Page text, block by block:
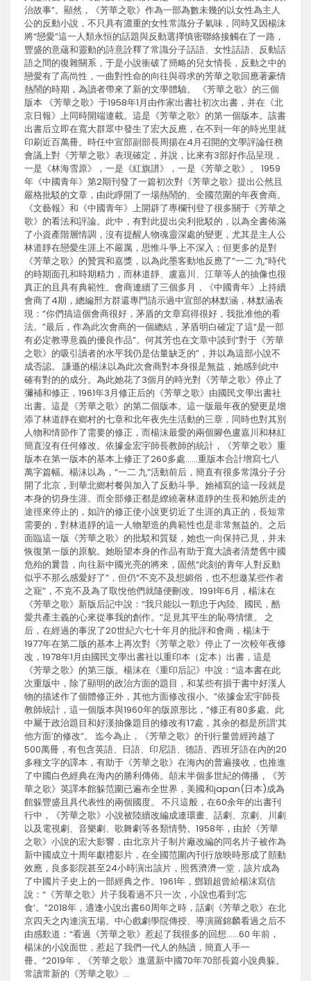
治故事”。顯然，《芳華之歌》作為一部為數未幾的以女性為主人
公的反動小說，不只具有濃重的女性常識分子氣味，同時又因楊沫
將“戀愛”這一人類永恒的話題與反動選擇慎密聯絡接觸在了一路，
豐盛的意蘊和靈動的詩意詮釋了常識分子話語、女性話語、反動話
語之間的復雜關系，于是小說衝破了簡略的兒女情長，反動之中的
戀愛有了高尚性，一曲對性命的向往與尋求的芳華之歌回應著豪情
熱鬧的時期，為讀者帶來了新的文學體驗。 《芳華之歌》的三個
版本 《芳華之歌》于1958年1月由作家出書社初次出書，并在《北
京日報》上同時開端連載。這是《芳華之歌》的第一個版本。該書
出書后立即在寬大群眾中發生了宏大反應，在不到一年的時光里就
印刷近百萬冊。時任中宣部副部長周揚在4月召開的文學評論任務
會議上對《芳華之歌》表現確定，并說，比來有3部好作品呈現，
一是《林海雪原》，一是《紅旗譜》，一是《芳華之歌》。 1959
年《中國青年》第2期刊發了一篇初次對《芳華之歌》提出公然且
嚴格批駁的文章，由此睜開了一場熱鬧的、全國范圍的年夜會商。
《文藝報》和《中國青年》上開辟了專欄刊登了很多關于《芳華之
歌》的看法和評論。此中，有對此提出尖利批駁的，以為全書佈滿
了小資產階層情調，沒有提醒人物魂靈深處的變更，尤其是主人公
林道靜在戀愛生涯上不嚴厲，思惟斗爭上不深入；但更多的是對
《芳華之歌》的贊賞和嘉獎，以為此墨客動地反應了“一二·九”時代
的時期面孔和時期精力，而林道靜、盧嘉川、江華等人的抽像也很
真正的且具有典範性。會商連續了三個多月，《中國青年》上持續
會商了4期，總編邢方群還專門請示過中宣部的林默涵，林默涵表
現：“你們搞這個會商很好，茅盾的文章寫得很好，我批准他的看
法。”最后，作為此次會商的一個總結，茅盾明白確定了這“是一部
有必定教導意義的優良作品”。何其芳也在文章中談到“對于《芳華
之歌》的吸引讀者的水平我仍是估量缺乏的”，并以為這部小說不
成否認。 謙遜的楊沫以為此次會商對本身很是無益，她感到此中
確有對的的成分。為此她花了3個月的時光對《芳華之歌》停止了
彌補和修正，1961年3月修正后的《芳華之歌》由國民文學出書社
出書。這是《芳華之歌》的第二個版本。這一版最年夜的變更是增
添了林道靜在鄉村的七章和北年夜先生活動的三章，同時也對其別
人物和情節作了需要的修正，而楊沫最愛的兩個腳色盧嘉川和林紅
簡直沒有任何修改。依據金宏宇師長教師的統計，《芳華之歌》重
版本在第一版本的基本上修正了260多處……重版本合計增寫七八
萬字篇幅。楊沫以為，“一二·九”活動前后，簡直有很多常識分子分
開了北京，到華北鄉村餐與加入了反動斗爭。她補寫的這一段就是
本身的切身生涯。而全部修正都是繚繞著林道靜的生長和她所走的
途徑來停止的，如許的修正使小說更切近了生涯的真正的，長短常
需要的，對林道靜的這一人物塑造的典範性也是非常無益的。之后
面臨這一版《芳華之歌》的批駁和質疑，她也一向保持己見，并未
恢復第一版的原貌。她盼望本身的作品有助于寬大讀者清楚舊中國
危殆的曩昔，向往新中國光亮的將來，固然“此刻的青年人對反動
似乎不那么感愛好了”，但仍“不克不及想媚俗，也不想邀某些作者
之寵”，不克不及為了取悅他們就隨便刪改。1991年6月，楊沫在
《芳華之歌》新版后記中說：“我只能以一顆忠于內陸、國民，酷
愛共產主義的心來從事我的創作。”足見其平生的恥辱情懷。 之
后，在經過的事況了20世紀六七十年月的批評和會商，楊沫于
1977年在第二版的基本上再次對《芳華之歌》停止了一次較年夜修
改，1978年1月由國民文學出書社以重印本（定本）出書，這是
《芳華之歌》的第三版。楊沫在《重印后記》中說：“這本書在此
次重版中，除了顯明的政治方面的題目，和某些有損于書中好漢人
物的描述作了個體修正外，其他方面修改很小。”依據金宏宇師長
教師統計，這一個版本與1960年的版原形比，“修正有80多處。此
中屬于政治題目和好漢抽像題目的修改有17處，其余的都是所謂‘其
他方面’的修改”。 迄今為止，《芳華之歌》的刊行量曾經跨越了
500萬冊，有包含英語、日語、印尼語、德語、西班牙語在內的20
多種文字的譯本，有助于《芳華之歌》在海內的普遍接收，也推進
了中國白色經典在海內的勝利傳佈。顛末半個多世紀的傳播，《芳
華之歌》英譯本館躲范圍已遍布全世界，美國和japan(日本)成為
館躲豐盛且具代表性的兩個國度。 不只這般，在60余年的出書刊
行中，《芳華之歌》小說被陸續改編成連環畫、話劇、京劇、川劇
以及電視劇、音樂劇、歌舞劇等各類情勢。1958年，由於《芳華
之歌》小說的宏大影響，由北京片子制片廠改編的同名片子被作為
新中國成立十周年獻禮影片，在全國范圍內刊行放映時形成了顫動
效應，良多影院甚至24小時演出該片，照舊濟濟一堂，該片成為
了中國片子史上的一部經典之作。1961年，鄧穎超曾給楊沫寫信
說：“《芳華之歌》片子我看過不只一次，小說也看到‘忘
食’。”2018年，適逢小說出書60周年之時，話劇《芳華之歌》在北
京四天之內連演五場。中心戲劇學院傳授、導演羅錦麟看過之后不
由感歎道：“看過《芳華之歌》惹起了我很多的回想……60 年前，
楊沫的小說面世，惹起了我們一代人的熱讀，簡直人手一
冊。”2019年，《芳華之歌》進選新中國70年70部長篇小說典躲。
常讀常新的《芳華之歌》…